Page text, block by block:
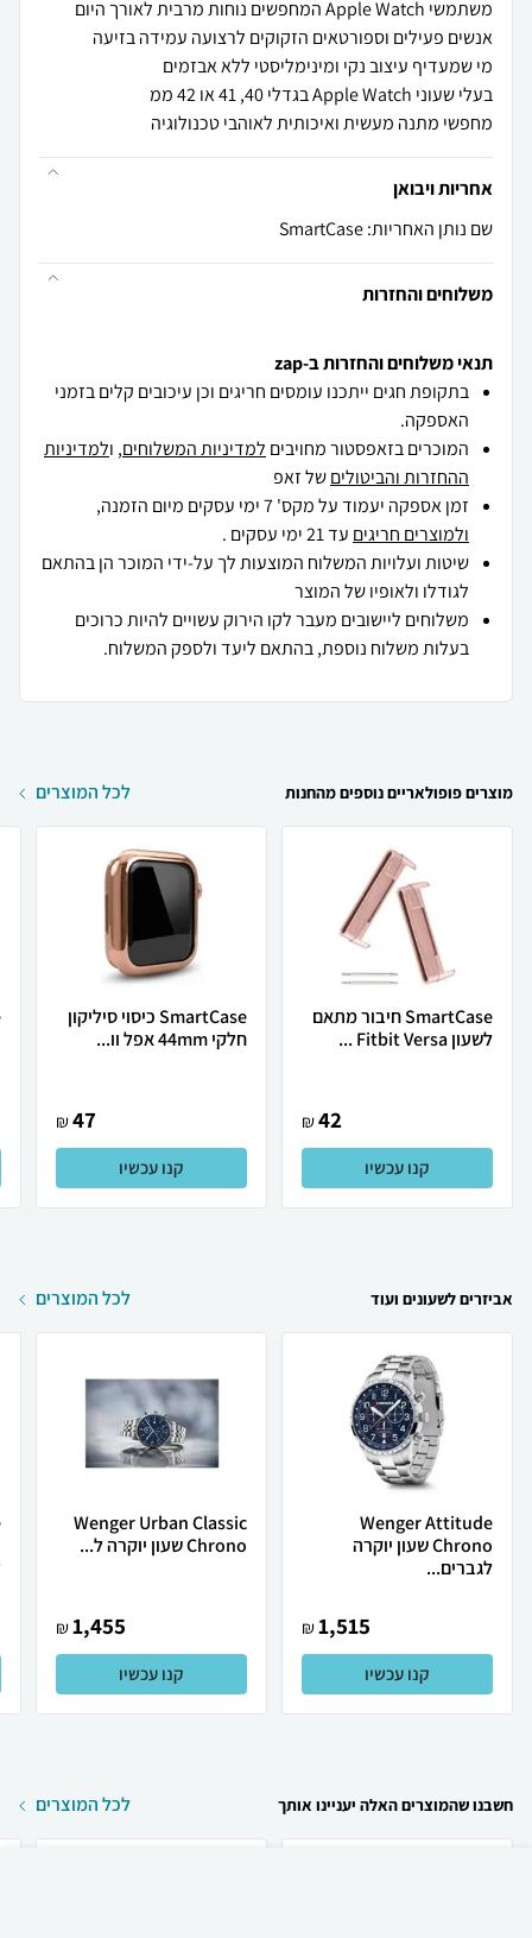
מחפשי מתנה מעשית ואיכותית לאוהבי טכנולוגיה
אחריות ויבואן
שם נותן האחריות: SmartCase
משלוחים והחזרות
תנאי משלוחים והחזרות ב-zap
בתקופת חגים ייתכנו עומסים חריגים וכן עיכובים קלים בזמני
האספקה.
המוכרים בזאפסטור מחויבים למדיניות המשלוחים, ולמדיניות
ההחזרות והביטוליםשל זאפ
זמן אספקה יעמוד על מקס' 7 ימי עסקים מיום הזמנה,
ולמוצרים חריגים עד 21 ימי עסקים .
שיטות ועלויות המשלוח המוצעות לך על-ידי המוכר הן בהתאם
לגודלו ולאופיו של המוצר
משלוחים ליישובים מעבר לקו הירוק עשויים להיות כרוכים
בעלות משלוח נוספת, בהתאם ליעד ולספק המשלוח.
מוצרים פופולאריים נוספים מהחנות לכל המוצרים
SmartCase חיבור מתאם
לשעון Fitbit Versa ...
42
₪
קנו עכשיו
SmartCase כיסוי סיליקון
חלקי 44mm אפל וו...
47
₪
קנו עכשיו
אביזרים לשעונים ועוד לכל המוצרים
Wenger Attitude
Chrono שעון יוקרה
לגברים...
1,515
₪
קנו עכשיו
Wenger Urban Classic
Chrono שעון יוקרה ל...
1,455
₪
קנו עכשיו
חשבנו שהמוצרים האלה יעניינו אותך לכל המוצרים